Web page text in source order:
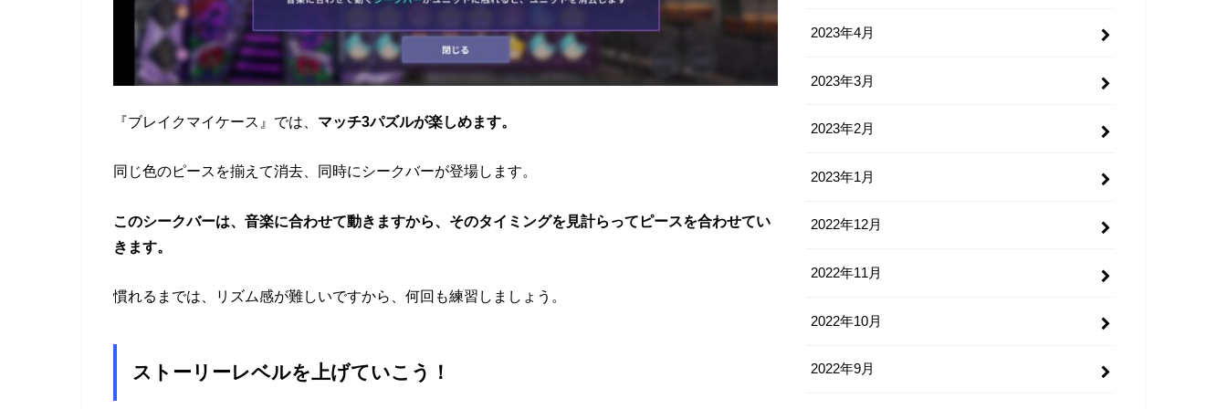
『ブレイクマイケース』では、 マッチ3パズルが楽しめます。
同じ色のピースを揃えて消去、同時にシークバーが登場します。
このシークバーは、音楽に合わせて動きますから、そのタイミングを見計らってピースを合わせてい
きます。
慣れるまでは、リズム感が難しいですから、何回も練習しましょう。
ストーリーレベルを上げていこう！
2023年4月
2023年3月
2023年2月
2023年1月
2022年12月
2022年11月
2022年10月
2022年9月